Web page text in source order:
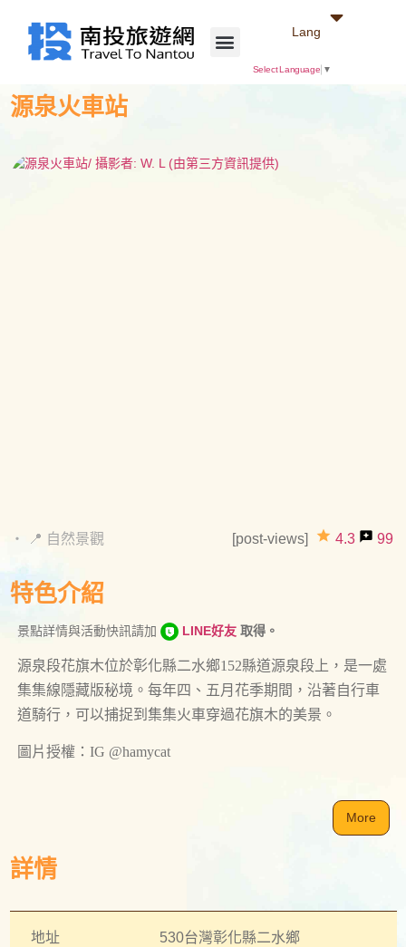
Lang
Select Language ▼
源泉火車站
・ 📍 自然景觀 [post-views] grade 4.3 reviews 99
特色介紹
景點詳情與活動快訊請加 LINE好友 取得。
源泉段花旗木位於彰化縣二水鄉152縣道源泉段上，是一處
集集線隱藏版秘境。每年四、五月花季期間，沿著自行車
道騎行，可以捕捉到集集火車穿過花旗木的美景。
圖片授權：IG @hamycat
More
詳情
地址 530台灣彰化縣二水鄉